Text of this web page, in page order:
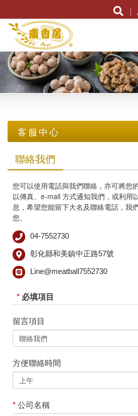
客服中心
聯絡我們
業務洽詢
聯絡我們
您可以使用電話與我們聯絡，亦可將您
以傳真、e-mail 方式通知我們，或利用
息，希望您能留下大名及聯絡電話，我
您。
04-7552730
彰化縣和美鎮中正路57號
Line@meatball7552730
* 必填項目
留言項目
方便聯絡時間
*公司名稱